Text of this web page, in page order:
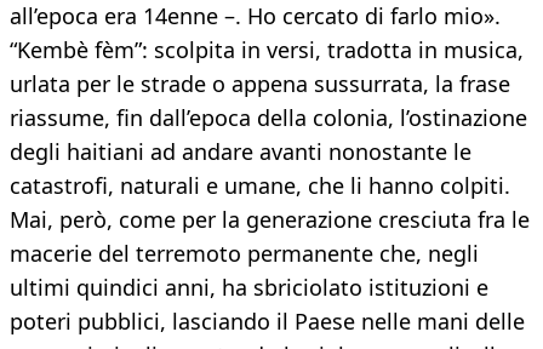
all’epoca era 14enne –. Ho cercato di farlo mio».
“Kembè fèm”: scolpita in versi, tradotta in musica,
urlata per le strade o appena sussurrata, la frase
riassume, fin dall’epoca della colonia, l’ostinazione
degli haitiani ad andare avanti nonostante le
catastrofi, naturali e umane, che li hanno colpiti.
Mai, però, come per la generazione cresciuta fra le
macerie del terremoto permanente che, negli
ultimi quindici anni, ha sbriciolato istituzioni e
poteri pubblici, lasciando il Paese nelle mani delle